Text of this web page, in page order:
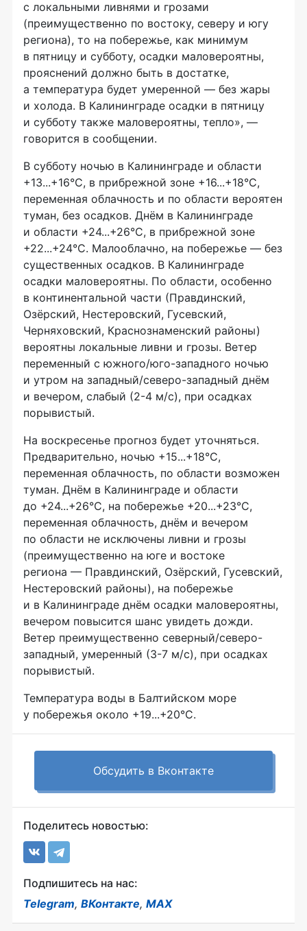
с локальными ливнями и грозами
(преимущественно по востоку, северу и югу
региона), то на побережье, как минимум
в пятницу и субботу, осадки маловероятны,
прояснений должно быть в достатке,
а температура будет умеренной — без жары
и холода. В Калининграде осадки в пятницу
и субботу также маловероятны, тепло», —
говорится в сообщении.
В субботу ночью в Калининграде и области
+13...+16°C, в прибрежной зоне +16...+18°C,
переменная облачность и по области вероятен
туман, без осадков. Днём в Калининграде
и области +24...+26°C, в прибрежной зоне
+22...+24°C. Малооблачно, на побережье — без
существенных осадков. В Калининграде
осадки маловероятны. По области, особенно
в континентальной части (Правдинский,
Озёрский, Нестеровский, Гусевский,
Черняховский, Краснознаменский районы)
вероятны локальные ливни и грозы. Ветер
переменный с южного/юго-западного ночью
и утром на западный/северо-западный днём
и вечером, слабый (2-4 м/с), при осадках
порывистый.
На воскресенье прогноз будет уточняться.
Предварительно, ночью +15...+18°C,
переменная облачность, по области возможен
туман. Днём в Калининграде и области
до +24...+26°C, на побережье +20...+23°C,
переменная облачность, днём и вечером
по области не исключены ливни и грозы
(преимущественно на юге и востоке
региона — Правдинский, Озёрский, Гусевский,
Нестеровский районы), на побережье
и в Калининграде днём осадки маловероятны,
вечером повысится шанс увидеть дожди.
Ветер преимущественно северный/северо-
западный, умеренный (3-7 м/с), при осадках
порывистый.
Температура воды в Балтийском море
у побережья около +19...+20°C.
Обсудить в Вконтакте
Поделитесь новостью:
Подпишитесь на нас:
Telegram, ВКонтакте, MAX